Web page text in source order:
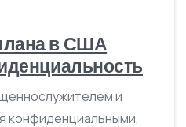
в США
и
конфиденциальными,